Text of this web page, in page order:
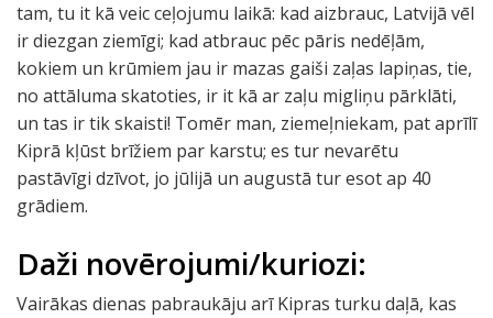
tam, tu it kā veic ceļojumu laikā: kad aizbrauc, Latvijā vēl
ir diezgan ziemīgi; kad atbrauc pēc pāris nedēļām,
kokiem un krūmiem jau ir mazas gaiši zaļas lapiņas, tie,
no attāluma skatoties, ir it kā ar zaļu migliņu pārklāti,
un tas ir tik skaisti! Tomēr man, ziemeļniekam, pat aprīlī
Kiprā kļūst brīžiem par karstu; es tur nevarētu
pastāvīgi dzīvot, jo jūlijā un augustā tur esot ap 40
grādiem.
Daži novērojumi/kuriozi:
Vairākas dienas pabraukāju arī Kipras turku daļā, kas